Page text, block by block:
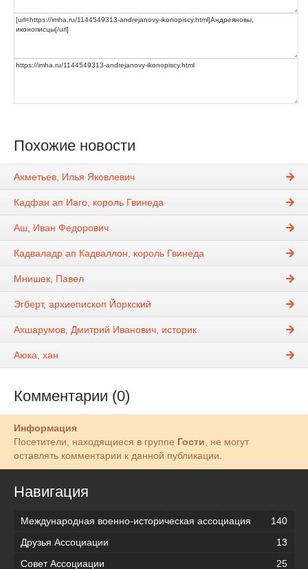
Похожие новости
Ахметьев, Илья Яковлевич
Кадфан ап Иаго, король Гвинеда
Аш, Иван Федорович
Кадваладр ап Кадваллон, король Гвинеда
Мнишек, Павел
Эгберт, архиепископ Йоркский
Ахшарумов, Дмитрий Иванович, историк
Аюка, хан
Комментарии (0)
Информация
Посетители, находящиеся в группе Гости, не могут
оставлять комментарии к данной публикации.
Навигация
Международная военно-историческая ассоциация
140
Друзья Ассоциации
13
Совет Ассоциации
25